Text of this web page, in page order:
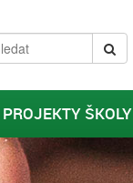
PROJEKTY ŠKOLY